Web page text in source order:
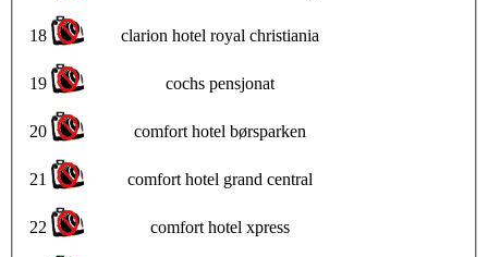
18 clarion hotel royal christiania
19 cochs pensjonat
20 comfort hotel børsparken
21 comfort hotel grand central
22 comfort hotel xpress